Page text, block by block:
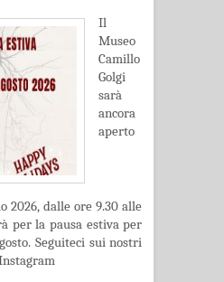
Il
Museo
Camillo
Golgi
sarà
ancora
aperto
2026, dalle ore 9.30 alle
per la pausa estiva per
Seguiteci sui nostri